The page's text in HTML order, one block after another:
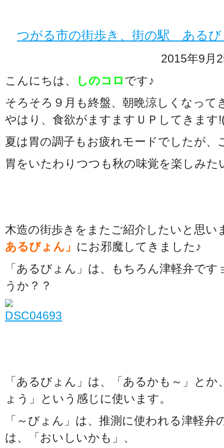
つがる市の街歩き、街の駅 あるび
2015年9月
こんにちは、
しのコロです♪
そろそろ９月も終盤、朝晩涼しくなって
やはり、食欲がますますＵＰしてきます
夏は胃の調子もお疲れモードでしたが、
胃をいたわりつつも秋の味覚を楽しみた
木造の街歩きをまたご紹介したいと思い
あるびょん」 にお邪魔してきました♪
「あるびょん」は、もちろん津軽弁で
うか？？
「あるびょん」は、「あるかも～」と
ょう」という感じに使います。
「～びょん」は、推測に使われる津軽
は、「おいしいかも」、